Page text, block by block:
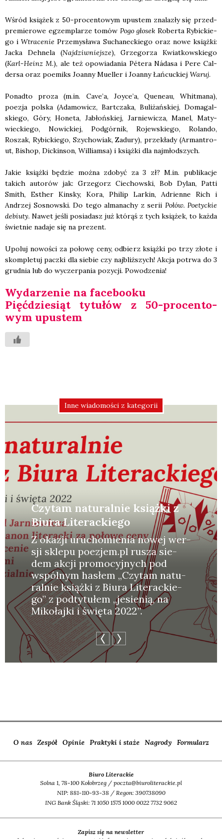
Wśród ksią­żek z 50-pro­cen­to­wym upu­stem zna­la­zły się przed­
pre­mie­ro­we egzem­pla­rze tomów Pogo gło­sek Rober­ta Rybic­kie­
go iWtra­ce­nie Prze­my­sła­wa Sucha­nec­kie­go oraz nowe książ­ki:
Jac­ka Deh­ne­la (Naj­dziw­niej­sze), Grze­go­rza Kwiat­kow­skie­go
(Karl-Heinz M.), ale też opo­wia­da­nia Péte­ra Náda­sa i Pere Cal­
der­sa oraz poemiks Joan­ny Muel­ler i Joan­ny Łań­cuc­kiej Waruj.
Ponad­to pro­za (m.in. Cave’a, Joyce’a, Quene­au, Whit­ma­na),
poezja pol­ska (Ada­mo­wicz, Bart­cza­ka, Buli­żań­skiej, Doma­gal­
skie­go, Góry, Hone­ta, Jabłoń­skiej, Jar­nie­wi­cza, Manel, Maty­
wiec­kie­go, Nowic­kiej, Pod­gór­nik, Rojew­skie­go, Rolan­do,
Roszak, Rybic­kie­go, Szy­cho­wiak, Zadu­ry), prze­kła­dy (Arman­tro­
ut, Bishop, Dic­kin­son, Wil­liam­sa) i książ­ki dla naj­młod­szych.
Jakie książ­ki będzie moż­na zdo­być za 3 zł? M.in. publi­ka­cje
takich auto­rów jak: Grze­gorz Cie­chow­ski, Bob Dylan, Pat­ti
Smith, Esther Kin­sky, Kora, Phi­lip Lar­kin, Adrien­ne Rich i
Andrzej Sosnow­ski. Do tego alma­na­chy z serii Połów. Poetyc­kie
debiu­ty. Nawet jeśli posia­dasz już któ­rąś z tych ksią­żek, to każ­da
świet­nie nada­je się na pre­zent.
Upo­luj nowo­ści za poło­wę ceny, odbierz książ­ki po trzy zło­te i
skom­ple­tuj pacz­ki dla sie­bie czy naj­bliż­szych! Akcja potrwa do 3
grud­nia lub do wyczer­pa­nia pozy­cji. Powo­dze­nia!
Wyda­rze­nie na face­bo­oku
Pięć­dzie­siąt tytu­łów z 50-pro­cen­to­
wym upu­stem
Inne wiadomości z kategorii
Czytam naturalnie książki z
Biura Literackiego
Z oka­zji uru­cho­mie­nia nowej wer­
sji skle­pu poezjem.pl rusza sie­
dem akcji pro­mo­cyj­nych pod
wspól­nym hasłem „Czy­tam natu­
ral­nie książ­ki z Biu­ra Lite­rac­kie­
go” z pod­ty­tu­łem „jesie­nią, na
Miko­łaj­ki i świę­ta 2022”.
O nas Zespół Opinie Praktyki i staże Nagrody Formularz
Biuro Literackie
Solna 1, 78-100 Kołobrzeg / poczta@biuroliterackie.pl
NIP: 881-110-93-38 / Regon: 390738090
ING Bank Śląski: 71 1050 1575 1000 0022 7732 9062
Zapisz się na newsletter